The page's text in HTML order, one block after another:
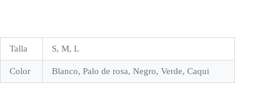
Talla S, M, L
Color Blanco, Palo de rosa, Negro, Verde, Caqui